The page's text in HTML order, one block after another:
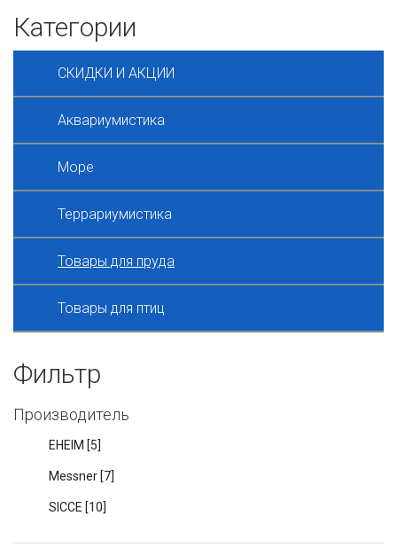
Категории
СКИДКИ И АКЦИИ
Аквариумистика
Море
Террариумистика
Товары для пруда
Товары для птиц
Фильтр
Производитель
EHEIM [5]
Messner [7]
SICCE [10]